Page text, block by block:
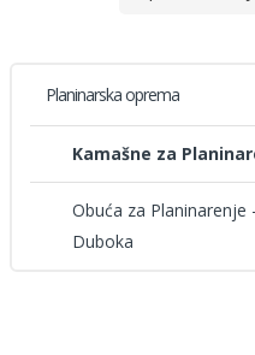
Planinarska oprema
Kamašne za
Obuća za Planinarenje -
Duboka